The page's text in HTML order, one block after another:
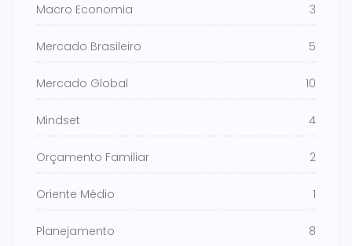
Macro Economia 3
Mercado Brasileiro 5
Mercado Global 10
Mindset 4
Orçamento Familiar 2
Oriente Médio 1
Planejamento 8